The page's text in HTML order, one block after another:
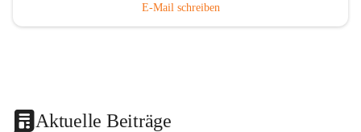
E-Mail schreiben
Aktuelle Beiträge